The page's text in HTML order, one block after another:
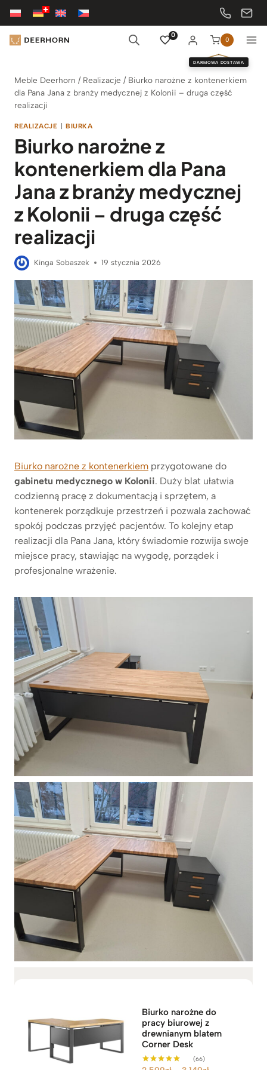
Przejdź
treści
0
0
DARMOWA DOSTAWA
Meble Deerhorn / Realizacje / Biurko narożne z kontenerkiem
dla Pana Jana z branży medycznej z Kolonii – druga część
realizacji
REALIZACJE | BIURKA
Biurko narożne z
kontenerkiem dla Pana
Jana z branży medycznej
z Kolonii – druga część
realizacji
Kinga Sobaszek 19 stycznia 2026
Biurko narożne z kontenerkiem przygotowane do
gabinetu medycznego w Kolonii. Duży blat ułatwia
codzienną pracę z dokumentacją i sprzętem, a
kontenerek porządkuje przestrzeń i pozwala zachować
spokój podczas przyjęć pacjentów. To kolejny etap
realizacji dla Pana Jana, który świadomie rozwija swoje
miejsce pracy, stawiając na wygodę, porządek i
profesjonalne wrażenie.
Biurko narożne do
pracy biurowej z
drewnianym blatem
Corner Desk
(66)